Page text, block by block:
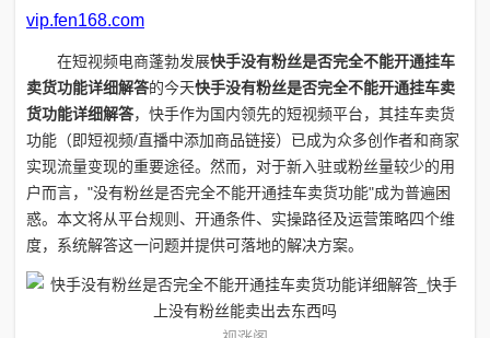
vip.fen168.com
在短视频电商蓬勃发展快手没有粉丝是否完全不能开通挂车
卖货功能详细解答的今天快手没有粉丝是否完全不能开通挂车卖
货功能详细解答，快手作为国内领先的短视频平台，其挂车卖货
功能（即短视频/直播中添加商品链接）已成为众多创作者和商家
实现流量变现的重要途径。然而，对于新入驻或粉丝量较少的用
户而言，"没有粉丝是否完全不能开通挂车卖货功能"成为普遍困
惑。本文将从平台规则、开通条件、实操路径及运营策略四个维
度，系统解答这一问题并提供可落地的解决方案。